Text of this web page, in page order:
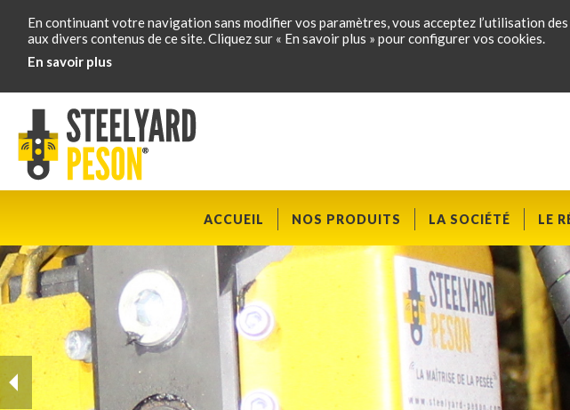
En continuant votre navigation sans modifier vos paramètres, vous acceptez l’utilisation
aux divers contenus de ce site. Cliquez sur « En savoir plus » pour configurer vos cookies.
En savoir plus
ACCUEIL NOS PRODUITS LA SOCIÉTÉ LE